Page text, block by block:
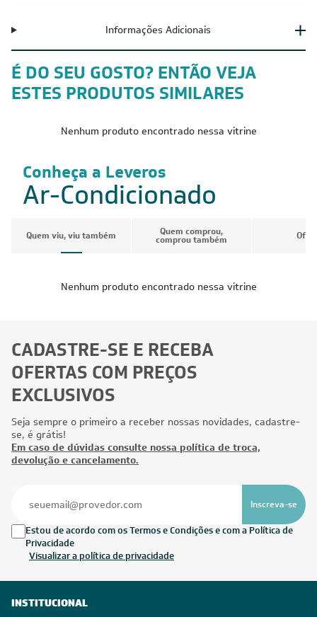
Informações Adicionais
É DO SEU GOSTO? ENTÃO VEJA
ESTES PRODUTOS SIMILARES
Nenhum produto encontrado nessa vitrine
Conheça a Leveros
Ar-Condicionado
Quem viu, viu também Quem comprou,
comprou também
Nenhum produto encontrado nessa vitrine
CADASTRE-SE E RECEBA
OFERTAS COM PREÇOS
EXCLUSIVOS
Seja sempre o primeiro a receber nossas novidades, cadastre-
se, é grátis!
Em caso de dúvidas consulte nossa política de troca,
devolução e cancelamento.
Inscreva-se
Estou de acordo com os Termos e Condições e com a Política de
Privacidade
Visualizar a política de privacidade
INSTITUCIONAL